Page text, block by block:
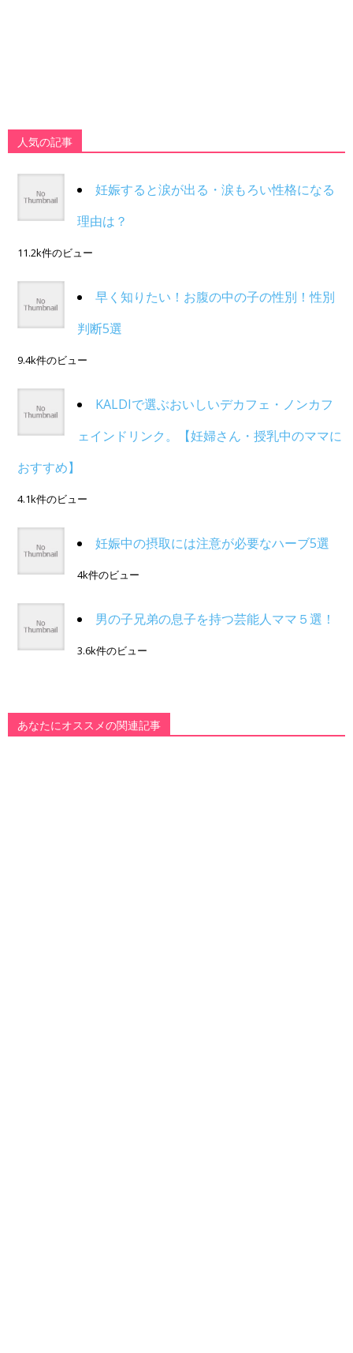
人気の記事
妊娠すると涙が出る・涙もろい性格になる
理由は？
11.2k件のビュー
早く知りたい！お腹の中の子の性別！性別
判断5選
9.4k件のビュー
KALDIで選ぶおいしいデカフェ・ノンカフ
ェインドリンク。【妊婦さん・授乳中のママに
おすすめ】
4.1k件のビュー
妊娠中の摂取には注意が必要なハーブ5選
4k件のビュー
男の子兄弟の息子を持つ芸能人ママ５選！
3.6k件のビュー
あなたにオススメの関連記事